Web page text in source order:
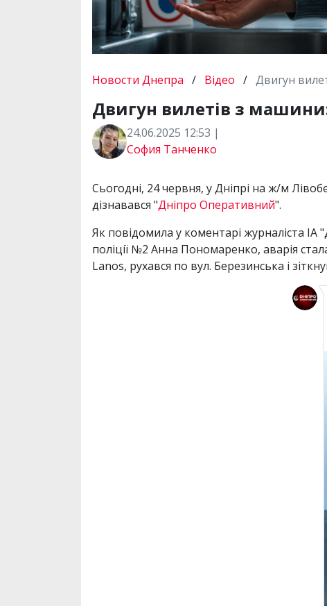
Новости Днепра / Відео / Двигун
Двигун вилетів з машини:
24.06.2025 12:53 |
София Танченко
Сьогодні, 24 червня, у Дніпрі на ж/м
дізнавався "Дніпро Оперативний".
Як повідомила у коментарі журналіста
поліції №2 Анна Пономаренко, аварія
Lanos, рухався по вул. Березинська і